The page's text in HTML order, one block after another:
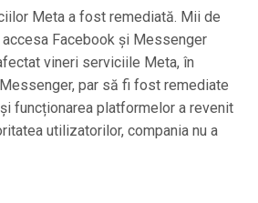
Meta a fost remediată. Mii de
Facebook și Messenger
vineri serviciile Meta, în
par să fi fost remediate
funcționarea platformelor a revenit
utilizatorilor, compania nu a